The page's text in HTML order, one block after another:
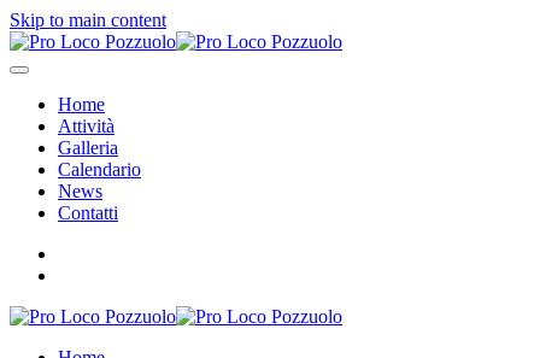
Skip to main content
Home
Attività
Galleria
Calendario
News
Contatti